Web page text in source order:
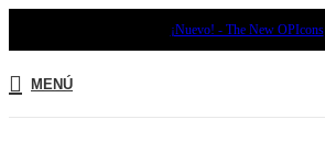
¡Nuevo! - The New OPIcons
MENÚ